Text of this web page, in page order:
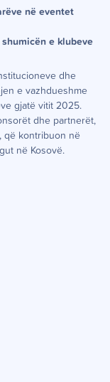
në eventet
e klubeve
dhe
e vazhdueshme
gjatë vitit 2025.
dhe partnerët,
që kontribuon në
në Kosovë.